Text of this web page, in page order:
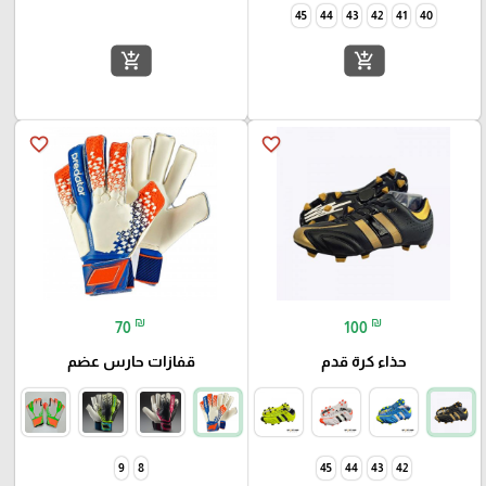
40
41
42
43
44
45
add_shopping_cart
add_shopping_cart
favorite_border
100 ₪
حذاء كرة قدم
42
43
44
45
favorite_border
70 ₪
قفازات حارس عضم
8
9